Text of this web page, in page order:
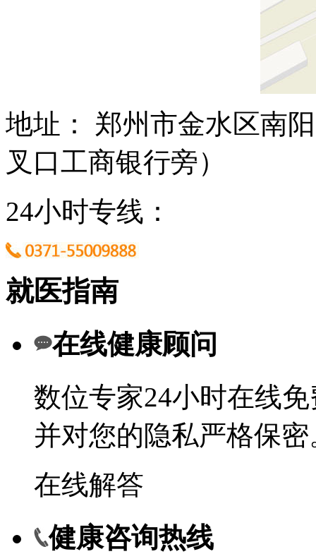
地址： 郑州市金水区南
叉口工商银行旁）
24小时专线：
就医指南
在线健康顾问
数位专家24小时在线
并对您的隐私严格保密
在线解答
健康咨询热线